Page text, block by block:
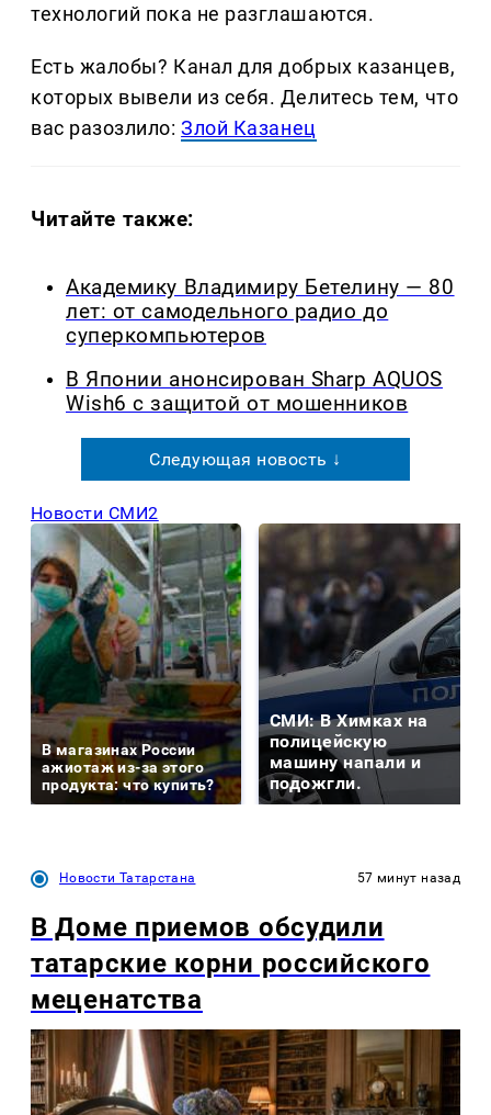
технологий пока не разглашаются.
Есть жалобы? Канал для добрых казанцев,
которых вывели из себя. Делитеcь тем, что
вас разозлило:Злой Казанец
Читайте также:
Академику Владимиру Бетелину — 80
лет: от самодельного радио до
суперкомпьютеров
В Японии анонсирован Sharp AQUOS
Wish6 с защитой от мошенников
Следующая новость ↓
Новости СМИ2
В магазинах России
ажиотаж из-за этого
продукта: что купить?
СМИ: В Химках на
полицейскую
машину напали и
подожгли.
Новости Татарстана 57 минут назад
В Доме приемов обсудили
татарские корни российского
меценатства